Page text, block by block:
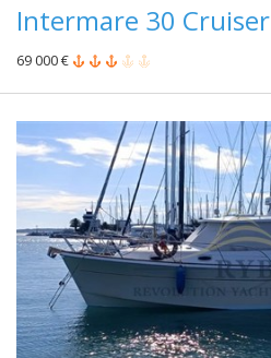
Intermare 30 Cruiser
69 000 €